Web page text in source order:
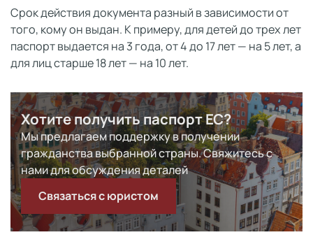
Срок действия документа разный в зависимости от
того, кому он выдан. К примеру, для детей до трех лет
паспорт выдается на 3 года, от 4 до 17 лет — на 5 лет, а
для лиц старше 18 лет — на 10 лет.
Хотите получить паспорт ЕС?
Мы предлагаем поддержку в получении
гражданства выбранной страны. Свяжитесь с
нами для обсуждения деталей
Связаться с юристом